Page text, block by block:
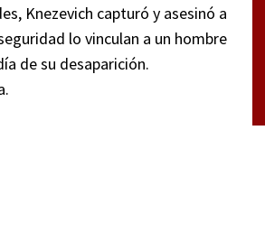
Knezevich capturó y asesinó a
lo vinculan a un hombre
de su desaparición.